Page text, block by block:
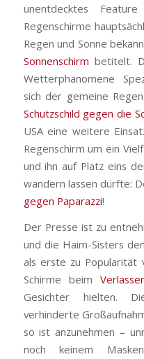
unentdecktes
Regenschirme
Regen und Sonne
Sonnenschirm betitelt.
Wetterphänomene
sich der gemeine
Schutzschild gegen die
USA eine weitere
Regenschirm um ein
und ihn auf Platz eins
wandern lassen dürfte:
gegen Paparazzi!
Der Presse ist zu
und die Haim-Sisters
als erste zu Popularität
Schirme beim
Gesichter hielten.
verhinderte
so ist anzunehmen –
noch keinem